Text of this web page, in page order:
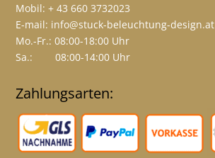
Mobil: + 43 660 3732023
E-mail: info@stuck-beleuchtung-design.at
Mo.-Fr.: 08:00-18:00 Uhr
Sa.: 08:00-14:00 Uhr
Zahlungsarten: